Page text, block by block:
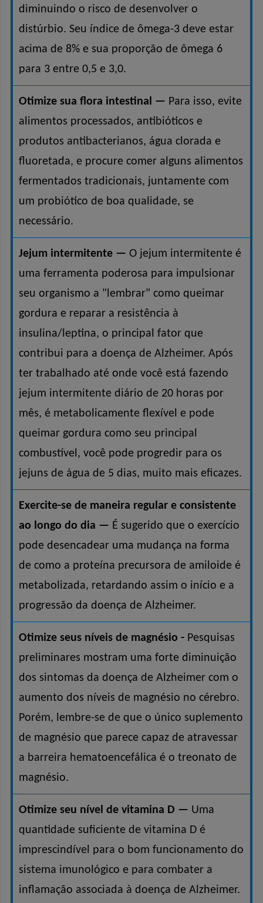
diminuindo o risco de desenvolver o
distúrbio. Seu índice de ômega-3 deve estar
acima de 8% e sua proporção de ômega 6
para 3 entre 0,5 e 3,0.
Otimize sua flora intestinal — Para isso, evite
alimentos processados, antibióticos e
produtos antibacterianos, água clorada e
fluoretada, e procure comer alguns alimentos
fermentados tradicionais, juntamente com
um probiótico de boa qualidade, se
necessário.
Jejum intermitente — O jejum intermitente é
uma ferramenta poderosa para impulsionar
seu organismo a "lembrar" como queimar
gordura e reparar a resistência à
insulina/leptina, o principal fator que
contribui para a doença de Alzheimer. Após
ter trabalhado até onde você está fazendo
jejum intermitente diário de 20 horas por
mês, é metabolicamente flexível e pode
queimar gordura como seu principal
combustível, você pode progredir para os
jejuns de água de 5 dias, muito mais eficazes.
Exercite-se de maneira regular e consistente
ao longo do dia — É sugerido que o exercício
pode desencadear uma mudança na forma
de como a proteína precursora de amiloide é
metabolizada, retardando assim o início e a
progressão da doença de Alzheimer.
Otimize seus níveis de magnésio -Pesquisas
preliminares mostram uma forte diminuição
dos sintomas da doença de Alzheimer com o
aumento dos níveis de magnésio no cérebro.
Porém, lembre-se de que o único suplemento
de magnésio que parece capaz de atravessar
a barreira hematoencefálica é o treonato de
magnésio.
Otimize seu nível de vitamina D — Uma
quantidade suficiente de vitamina D é
imprescindível para o bom funcionamento do
sistema imunológico e para combater a
inflamação associada à doença de Alzheimer.